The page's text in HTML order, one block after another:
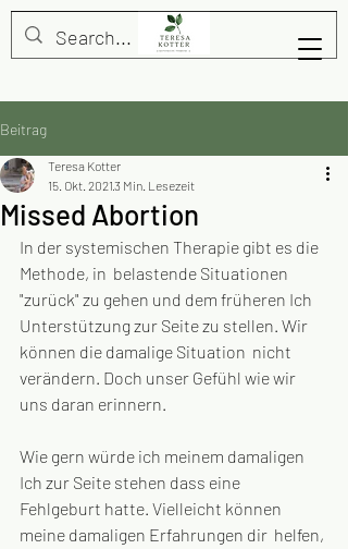
Beitrag
Missed Abortion
Teresa Kotter
15. Okt. 20213 Min. Lesezeit
In der systemischen Therapie gibt es die
Methode, in  belastende Situationen
"zurück" zu gehen und dem früheren Ich
Unterstützung zur Seite zu stellen. Wir
können die damalige Situation  nicht
verändern. Doch unser Gefühl wie wir
uns daran erinnern.
Wie gern würde ich meinem damaligen
Ich zur Seite stehen dass eine
Fehlgeburt hatte. Vielleicht können
meine damaligen Erfahrungen dir  helfen,